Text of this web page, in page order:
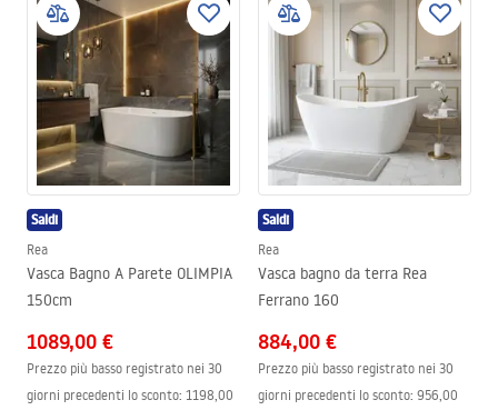
Saldi
Rea
Vasca Bagno A Parete OLIMPIA
150cm
1089,00 €
Prezzo più basso registrato nei 30
giorni precedenti lo sconto: 1198,00
Saldi
Rea
Vasca bagno da terra Rea
Ferrano 160
884,00 €
Prezzo più basso registrato nei 30
giorni precedenti lo sconto: 956,00